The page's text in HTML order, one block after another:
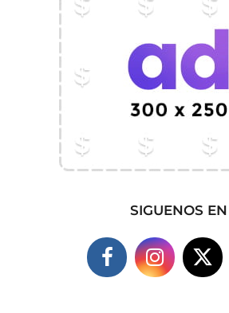
SIGUENOS EN